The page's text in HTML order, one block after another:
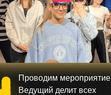
Проводим мероприятие
Ведущий делит всех